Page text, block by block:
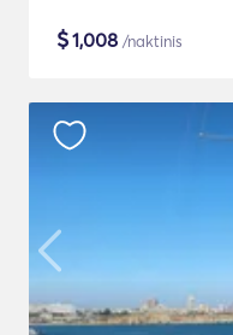
$1,008 /naktinis